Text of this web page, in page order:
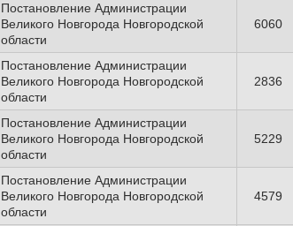
Постановление Администрации
Великого Новгорода Новгородской
области
6060
Постановление Администрации
Великого Новгорода Новгородской
области
2836
Постановление Администрации
Великого Новгорода Новгородской
области
5229
Постановление Администрации
Великого Новгорода Новгородской
области
4579